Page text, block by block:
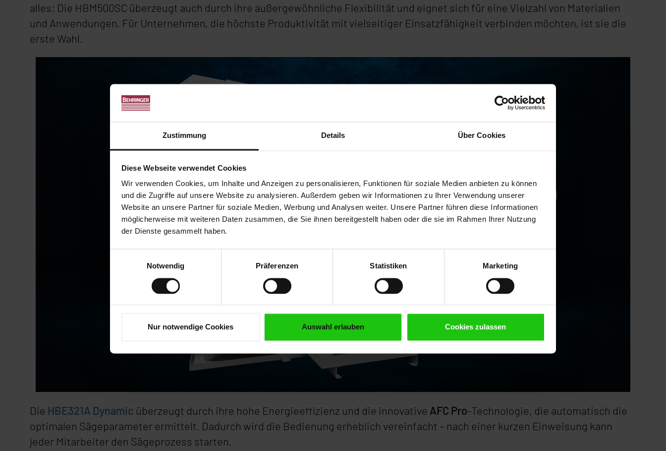
Zustimmung Details Über Cookies
Diese Webseite verwendet Cookies
Wir verwenden Cookies, um Inhalte und Anzeigen zu personalisieren, Funktionen für soziale Medien anbieten zu können
und die Zugriffe auf unsere Website zu analysieren. Außerdem geben wir Informationen zu Ihrer Verwendung unserer
Website an unsere Partner für soziale Medien, Werbung und Analysen weiter. Unsere Partner führen diese Informationen
möglicherweise mit weiteren Daten zusammen, die Sie ihnen bereitgestellt haben oder die sie im Rahmen Ihrer Nutzung
der Dienste gesammelt haben.
Notwendig
Präferenzen Statistiken Marketing
Nur notwendige Cookies Auswahl erlauben Cookies zulassen
alles: Die HBM500SC überzeugt auch durch ihre außergewöhnliche Flexibilität und eignet sich für eine Vielzahl von Materialien
und Anwendungen. Für Unternehmen, die höchste Produktivität mit vielseitiger Einsatzfähigkeit verbinden möchten, ist sie die
erste Wahl.
Die HBE321A Dynamic überzeugt durch ihre hohe Energieeffizienz und die innovative AFC Pro-Technologie, die automatisch die
optimalen Sägeparameter ermittelt. Dadurch wird die Bedienung erheblich vereinfacht – nach einer kurzen Einweisung kann
jeder Mitarbeiter den Sägeprozess starten.